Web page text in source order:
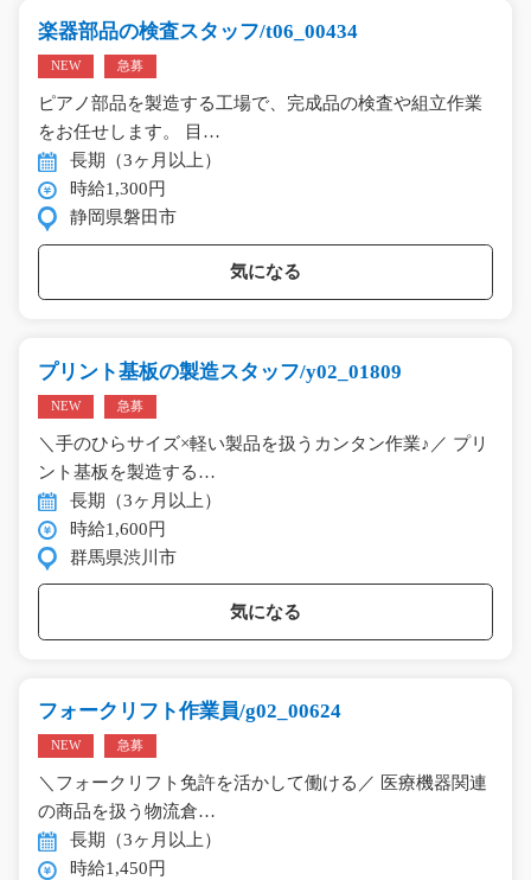
楽器部品の検査スタッフ/t06_00434
NEW 急募
ピアノ部品を製造する工場で、完成品の検査や組立作業
をお任せします。 目…
長期（3ヶ月以上）
時給1,300円
静岡県磐田市
気になる
プリント基板の製造スタッフ/y02_01809
NEW 急募
＼手のひらサイズ×軽い製品を扱うカンタン作業♪／ プリ
ント基板を製造する…
長期（3ヶ月以上）
時給1,600円
群馬県渋川市
気になる
フォークリフト作業員/g02_00624
NEW 急募
＼フォークリフト免許を活かして働ける／ 医療機器関連
の商品を扱う物流倉…
長期（3ヶ月以上）
時給1,450円